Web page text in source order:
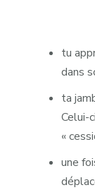
tu
dans
ta
Celui-
«
une